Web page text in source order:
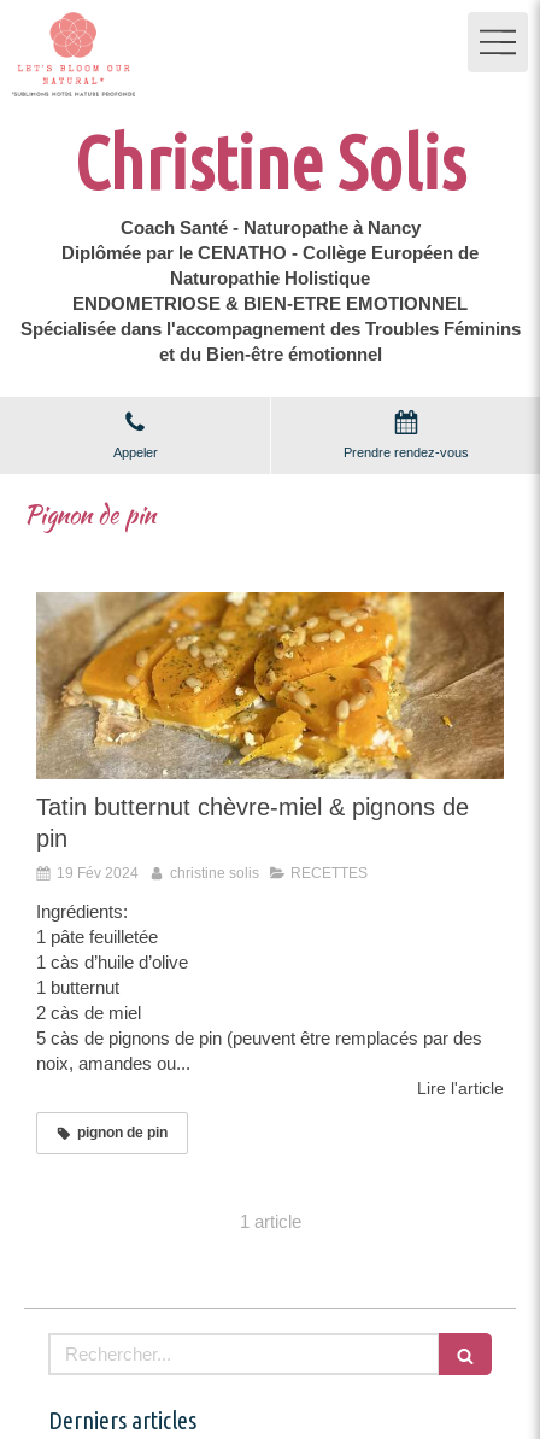
Christine Solis
Coach Santé - Naturopathe à Nancy
Diplômée par le CENATHO - Collège Européen de
Naturopathie Holistique
ENDOMETRIOSE & BIEN-ETRE EMOTIONNEL
Spécialisée dans l'accompagnement des Troubles Féminins
et du Bien-être émotionnel
Appeler Prendre rendez-vous
Pignon de pin
Tatin butternut chèvre-miel & pignons de
pin
19 Fév 2024 christine solis RECETTES
Ingrédients:
1 pâte feuilletée
1 càs d’huile d’olive
1 butternut
2 càs de miel
5 càs de pignons de pin (peuvent être remplacés par des
noix, amandes ou...
Lire l'article
pignon de pin
1 article
Rechercher
Derniers articles